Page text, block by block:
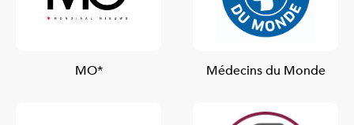
MO* Médecins du Monde